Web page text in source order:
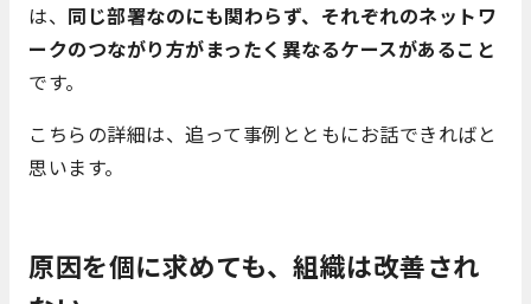
は、 同じ部署なのにも関わらず、それぞれのネットワ
ークのつながり方がまったく異なるケースがあること
です。
こちらの詳細は、追って事例とともにお話できればと
思います。
原因を個に求めても、組織は改善され